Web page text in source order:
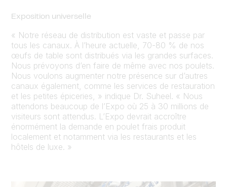
Exposition universelle
« Notre réseau de distribution est vaste et passe par
tous les canaux. À l’heure actuelle, 70-80 % de nos
œufs de table sont distribués via les grandes surfaces.
Nous prévoyons d’en faire de même avec nos poulets.
Nous voulons augmenter notre présence sur d’autres
canaux également, comme les services de restauration
et les petites épiceries, » indique Dr. Suheel. « Nous
attendons beaucoup de l’Expo où 25 à 30 millions de
visiteurs sont attendus. L’Expo devrait accroître
énormément la demande en poulet frais produit
localement et notamment via les restaurants et les
hôtels de luxe. »